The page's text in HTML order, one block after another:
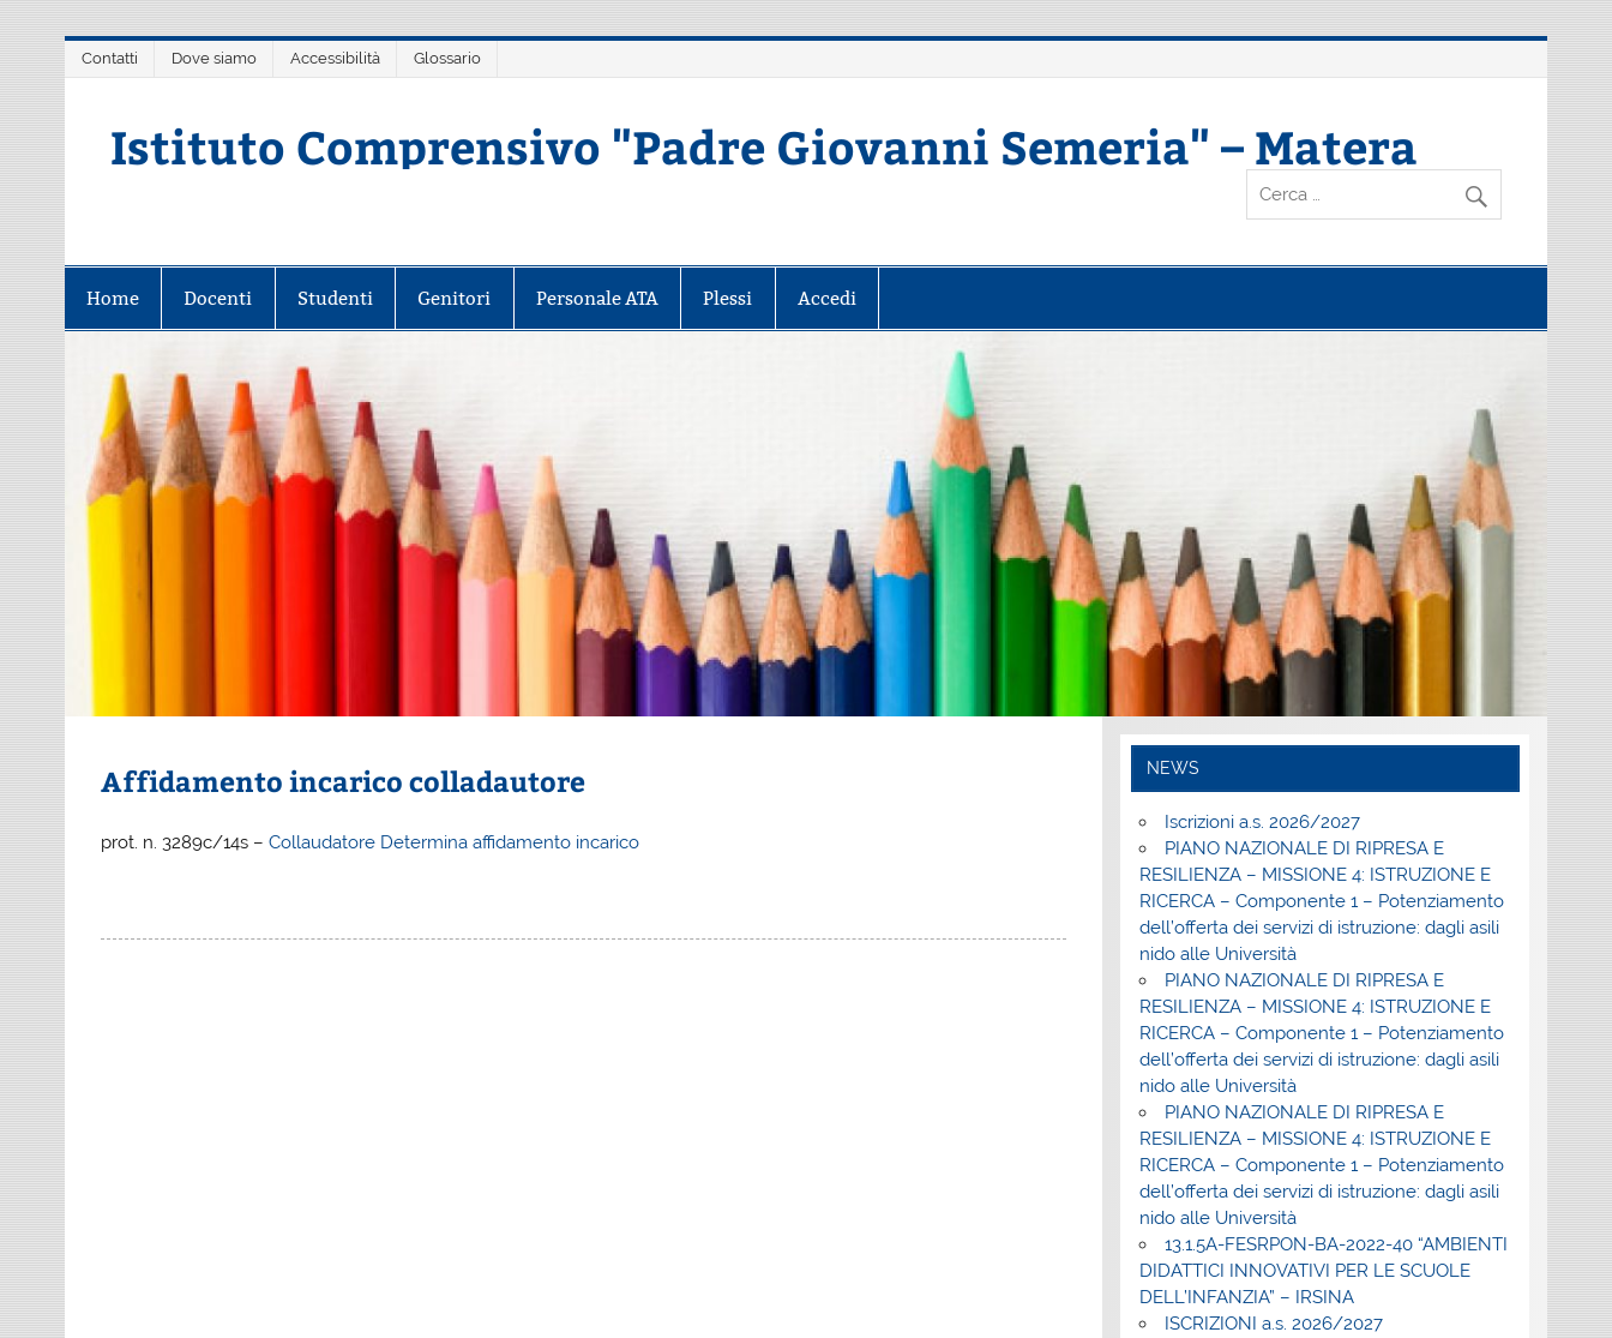
contenuto
Contatti Dove siamo Accessibilità Glossario
Istituto Comprensivo "Padre Giovanni Semeria" – Matera
Home Docenti Studenti Genitori Personale ATA Plessi Accedi
Affidamento incarico colladautore
prot. n. 3289c/14s –Collaudatore Determina affidamento incarico
NEWS
Iscrizioni a.s. 2026/2027
PIANO NAZIONALE DI RIPRESA E
RESILIENZA – MISSIONE 4: ISTRUZIONE E
RICERCA – Componente 1 – Potenziamento
dell’offerta dei servizi di istruzione: dagli asili
nido alle Università
PIANO NAZIONALE DI RIPRESA E
RESILIENZA – MISSIONE 4: ISTRUZIONE E
RICERCA – Componente 1 – Potenziamento
dell’offerta dei servizi di istruzione: dagli asili
nido alle Università
PIANO NAZIONALE DI RIPRESA E
RESILIENZA – MISSIONE 4: ISTRUZIONE E
RICERCA – Componente 1 – Potenziamento
dell’offerta dei servizi di istruzione: dagli asili
nido alle Università
13.1.5A-FESRPON-BA-2022-40 “AMBIENTI
DIDATTICI INNOVATIVI PER LE SCUOLE
DELL’INFANZIA” – IRSINA
ISCRIZIONI a.s. 2026/2027